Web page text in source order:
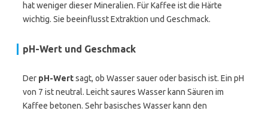
hat weniger dieser Mineralien. Für Kaffee ist die Härte
wichtig. Sie beeinflusst Extraktion und Geschmack.
pH-Wert und Geschmack
Der pH-Wertsagt, ob Wasser sauer oder basisch ist. Ein pH
von 7 ist neutral. Leicht saures Wasser kann Säuren im
Kaffee betonen. Sehr basisches Wasser kann den